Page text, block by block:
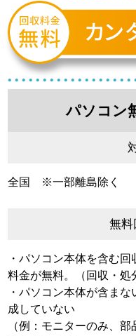
パソコン
全国 ※一部離島除く
無料
・パソコン本体を含む
料金が無料。（回収・処
・パソコン本体が含ま
成していない
（例：モニターのみ、